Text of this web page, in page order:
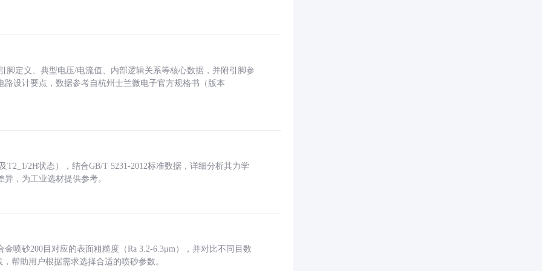
脚定义、典型电压/电流值、内部逻辑关系等核心数据，并附引脚参
设计要点，数据参考自杭州士兰微电子官方规格书（版本
2H状态），结合GB/T 5231-2012标准数据，详细分析其力学
，为工业选材提供参考。
喷砂200目对应的表面粗糙度（Ra 3.2-6.3μm），并对比不同目数
帮助用户根据需求选择合适的喷砂参数。